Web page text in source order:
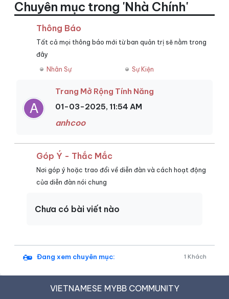
Chuyên mục trong 'Nhà Chính'
Thông Báo
Tất cả mọi thông báo mới từ ban quản trị sẽ nằm trong
đây
Nhân Sự
Sự Kiện
Trang Mở Rộng Tính Năng
01-03-2025, 11:54 AM
anhcoo
Góp Ý - Thắc Mắc
Nơi góp ý hoặc trao đổi về diễn đàn và cách hoạt động
của diễn đàn nói chung
Chưa có bài viết nào
Đang xem chuyên mục: 1 Khách
VIETNAMESE MYBB COMMUNITY